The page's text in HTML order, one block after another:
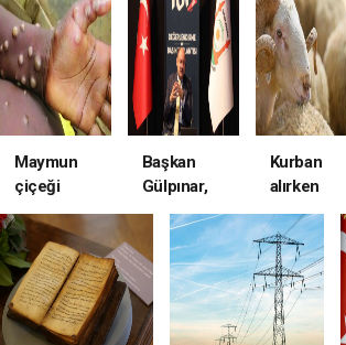
İşçilere
Bayram
yaşattı
MİLLETİN
YENİDEN
DOĞUŞUDUR
Ziyaret
Edip
Çalışmaları
Yerinde
İnceledi
Maymun
çiçeği
virüsü
nedir ve
nasıl
bulaşır?
Başkan
Gülpınar,
‘’Biz Bu
Şehre Yük
Olmaya
Değil
Yükünü
Almaya
Kurban
alırken
nelere
dikkat
edilmeli?